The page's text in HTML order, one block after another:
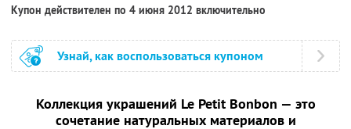
Купон действителен по 4 июня 2012 включительно
Узнай, как воспользоваться купоном
Коллекция украшений Le Petit Bonbon — это
сочетание натуральных материалов и